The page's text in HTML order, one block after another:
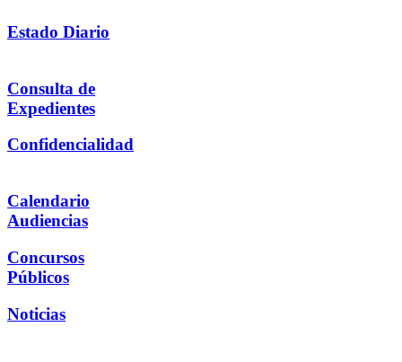
Estado Diario
Consulta de
Expedientes
Confidencialidad
Calendario
Audiencias
Concursos
Públicos
Noticias